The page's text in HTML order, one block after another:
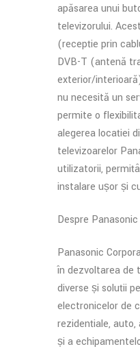
apăsarea unui
televizorului.
(recepție prin
DVB-T (antenă
exterior/
nu necesită un
permite o
alegerea locației
televizoarelor
utilizatorii,
instalare ușor și
Despre Panasonic
Panasonic
în dezvoltarea de
diverse și soluții
electronicelor de
rezidențiale, auto,
și a